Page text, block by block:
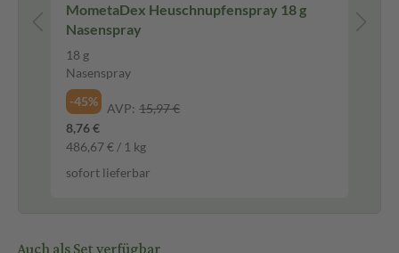
MometaDex Heuschnupfenspray 18 g
Nasenspray
18 g
Nasenspray
-45%
AVP: 15,97 €
8,76 €
486,67 € / 1 kg
sofort lieferbar